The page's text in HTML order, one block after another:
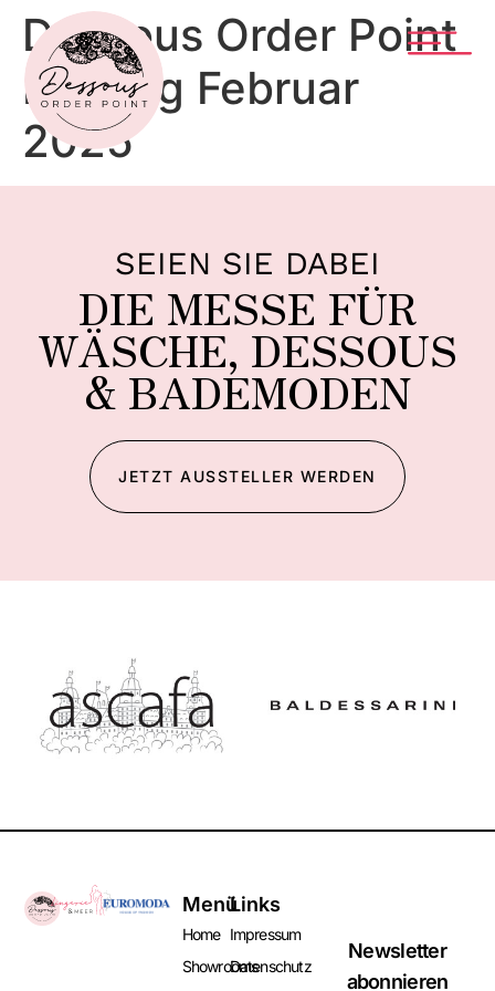
Dessous Order Point
Katalog Februar
2025
SEIEN SIE DABEI
DIE MESSE FÜR
WÄSCHE, DESSOUS
& BADEMODEN
JETZT AUSSTELLER WERDEN
Menü
Home
Showrooms
Links
Impressum
Datenschutz
Newsletter
abonnieren